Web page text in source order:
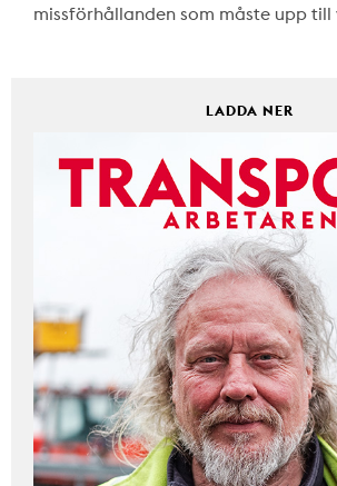
missförhållanden som måste upp till
LADDA NER